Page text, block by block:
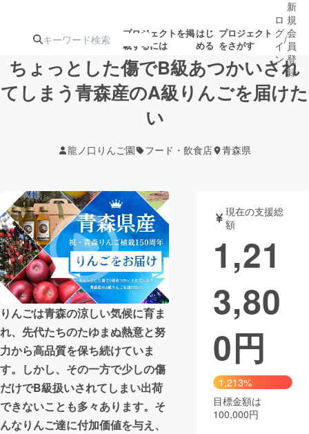
プロジェクトを掲
載するには
はじ
める
プロジェクト
をさがす
注目の新着プロ
テクノロジー・ガジェット
映像・映画 書籍・雑誌
ビジネス・起業 チャレンジ
まちづくり・地域活性化
CAMPFIRE for Social Good
CAMPFIRE Creation
CAMPFIREふるさと納税
コミュニティ
ロ
グ
イ
ン
/
新
規
会
員
登
録
ちょっとした傷でB級あつかいされ
てしまう青森産のA級りんごを届けた
い
龍ノ口りんご園 フード・飲食店 青森県
りんごは青森の涼しい気候に育ま
れ、先代たちのたゆまぬ熱意と努
力から高品質を保ち続けていま
す。しかし、その一方で少しの傷
だけでB級扱いされてしまい出荷
できないことも多々あります。そ
んなりんご達に付加価値を与え、
現在の支援総
額
1,21
3,80
0円
1,213%
目標金額は
100,000円